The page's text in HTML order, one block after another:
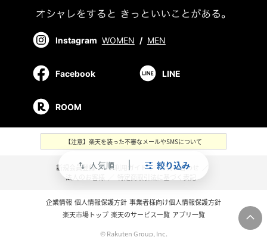
swap_vert 人気順 絞り込み
Instagram WOMEN / MEN
Facebook LINE
ROOM
【注意】楽天を装った不審なメールやSMSについて
新規会員登録 ／ ご利用ガイド ／ お問い合わせ
法人のお客様
特定商取引法に基づく表記
企業情報 個人情報保護方針 事業者様向け個人情報保護方針
楽天市場トップ 楽天のサービス一覧 アプリ一覧
© Rakuten Group, Inc.